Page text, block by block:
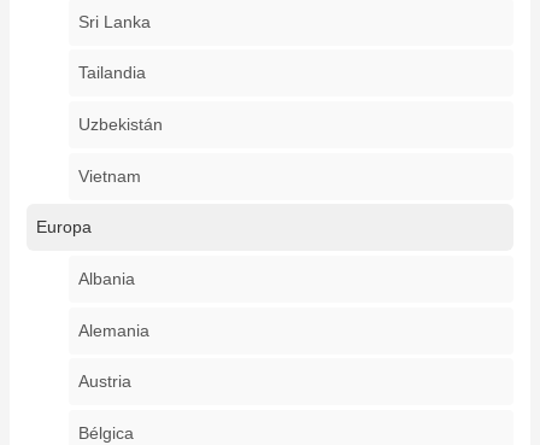
Sri Lanka
Tailandia
Uzbekistán
Vietnam
Europa
Albania
Alemania
Austria
Bélgica